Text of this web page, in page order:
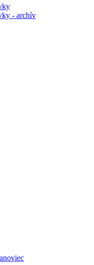
- archív